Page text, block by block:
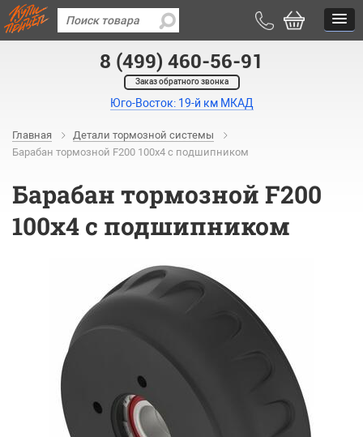
8 (499) 460-56-91
Заказ обратного звонка
Юго-Восток: 19-й км МКАД
Главная
Детали тормозной системы
Барабан тормозной F200 100х4 с подшипником
Барабан тормозной F200
100х4 с подшипником